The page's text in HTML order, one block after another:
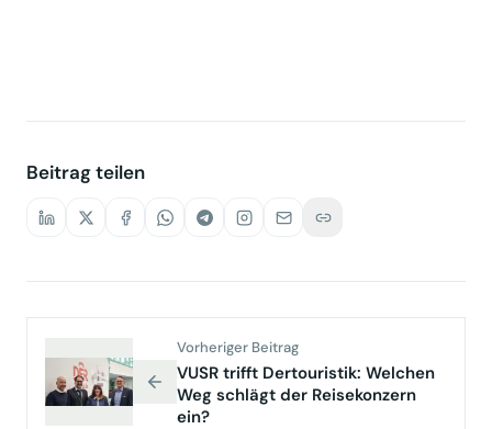
Beitrag teilen
Vorheriger Beitrag
VUSR trifft Dertouristik: Welchen
Weg schlägt der Reisekonzern
ein?